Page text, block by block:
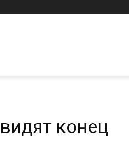
конец